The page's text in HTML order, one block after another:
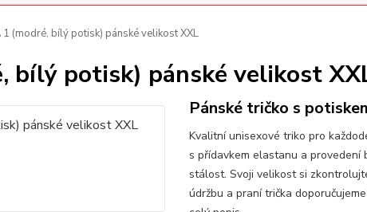
1 (modré, bílý potisk) pánské velikost XXL
bílý potisk) pánské velikost
Pánské tričko s
Kvalitní unisexové triko pro
s přídavkem elastanu a provedení
stálost. Svoji velikost si
údržbu a praní trička